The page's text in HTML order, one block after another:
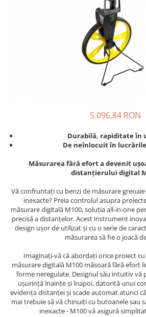
5.096,84 RON
Durabilă, rapiditate în
De neînlocuit în
Măsurarea fără efort a devenit
distanțierului digital
Vă confruntați cu benzi de măsurare
inexacte? Preia controlul asupra
măsurare digitală M100, soluția all-in-one
precisă a distanțelor. Acest instrument
design ușor de utilizat și cu o serie de
măsurarea să fie o joacă
Imaginați-vă că abordați orice proiect
măsurare digitală M100 măsoară fără efort
forme neregulate. Designul său intuitiv vă
ușurință înainte și înapoi, datorită unui
evidența distanței și scade automat atunci
mai trebuie să vă chinuiți cu butoanele sau
inexacte - M100 vă asigură